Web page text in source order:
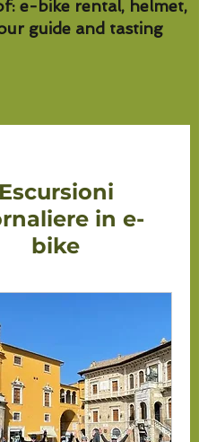
e-bike rental, helmet,
guide and tasting
Escursioni
in e-
bike